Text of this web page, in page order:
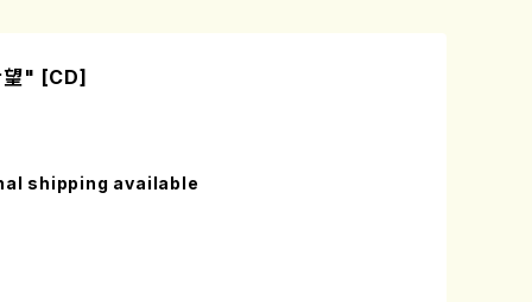
望" [CD]
shipping available